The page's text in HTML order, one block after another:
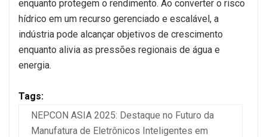
enquanto protegem o rendimento. Ao converter o risco
hídrico em um recurso gerenciado e escalável, a
indústria pode alcançar objetivos de crescimento
enquanto alivia as pressões regionais de água e
energia.
Tags:
NEPCON ASIA 2025: Destaque no Futuro da
Manufatura de Eletrônicos Inteligentes em